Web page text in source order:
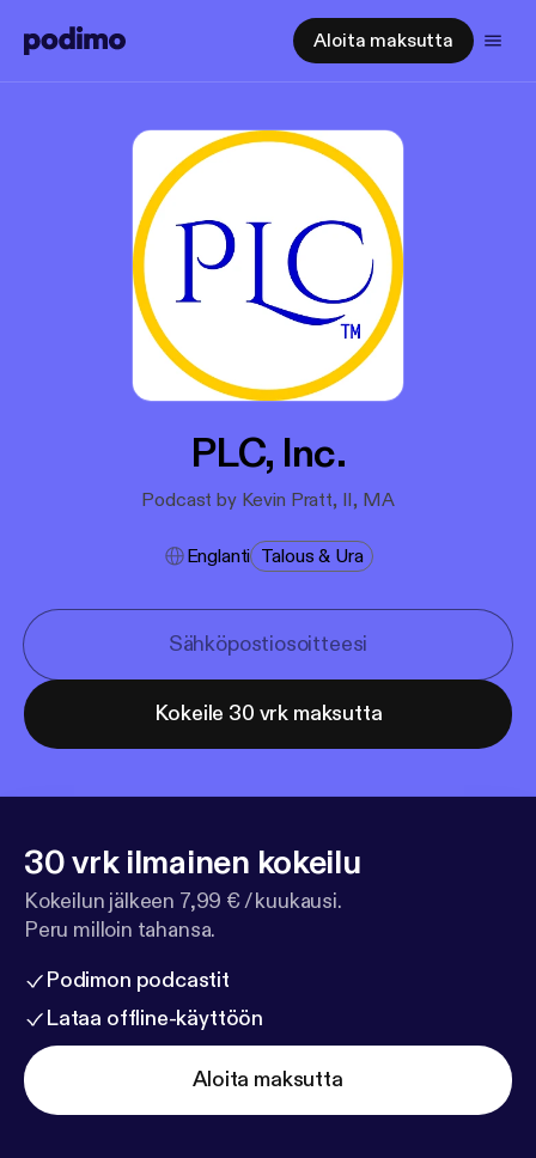
Aloita maksutta
PLC, Inc.
Podcast by Kevin Pratt, II, MA
Englanti Talous & Ura
Kokeile 30 vrk maksutta
30 vrk ilmainen kokeilu
Kokeilun jälkeen 7,99 € / kuukausi.
Peru milloin tahansa.
Podimon podcastit
Lataa offline-käyttöön
Aloita maksutta